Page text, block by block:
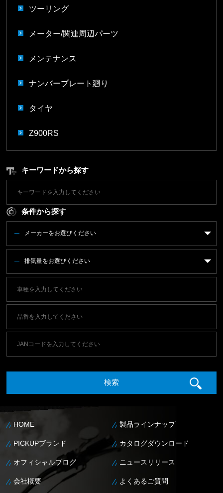
ツーリング
メーター/関連周辺パーツ
メンテナンス
ナンバープレート廻り
タイヤ
Z900RS
キーワードから探す
条件から探す
メーカーをお選びください
排気量をお選びください
HOME 製品ラインナップ
PICKUPブランド カタログダウンロード
オフィシャルブログ ニュースリリース
会社概要 よくあるご質問